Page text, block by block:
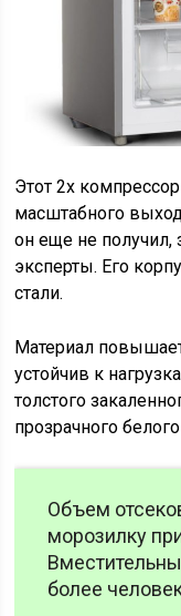
Этот 2х
масштабного
он еще не получил,
эксперты. Его
стали.
Материал
устойчив к
толстого
прозрачного
Объем
морозилку
более